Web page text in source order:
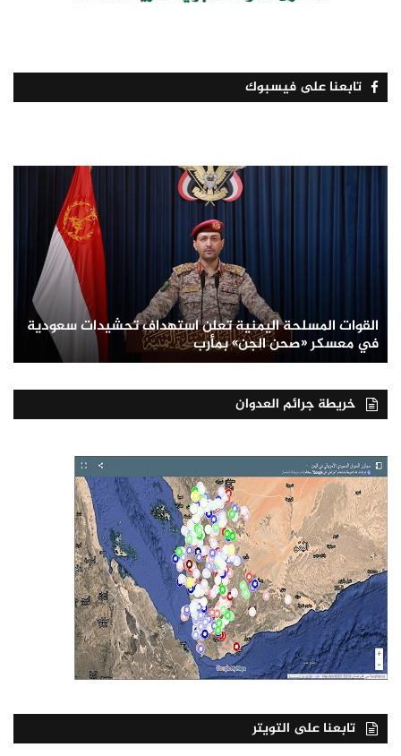
تابعنا على فيسبوك
القوات المسلحة اليمنية تعلن استهداف تحشيدات سعودية
في معسكر «صحن الجن» بمأرب
خريطة جرائم العدوان
تابعنا على التويتر